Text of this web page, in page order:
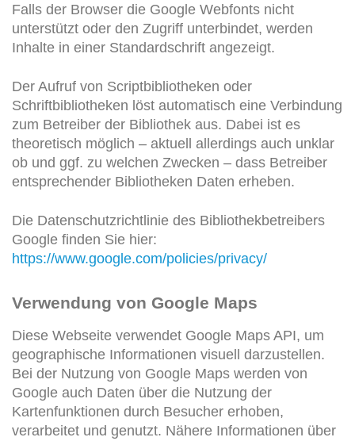
Falls der Browser die Google Webfonts nicht
unterstützt oder den Zugriff unterbindet, werden
Inhalte in einer Standardschrift angezeigt.
Der Aufruf von Scriptbibliotheken oder
Schriftbibliotheken löst automatisch eine Verbindung
zum Betreiber der Bibliothek aus. Dabei ist es
theoretisch möglich – aktuell allerdings auch unklar
ob und ggf. zu welchen Zwecken – dass Betreiber
entsprechender Bibliotheken Daten erheben.
Die Datenschutzrichtlinie des Bibliothekbetreibers
Google finden Sie hier:
https://www.google.com/policies/privacy/
Verwendung von Google Maps
Diese Webseite verwendet Google Maps API, um
geographische Informationen visuell darzustellen.
Bei der Nutzung von Google Maps werden von
Google auch Daten über die Nutzung der
Kartenfunktionen durch Besucher erhoben,
verarbeitet und genutzt. Nähere Informationen über